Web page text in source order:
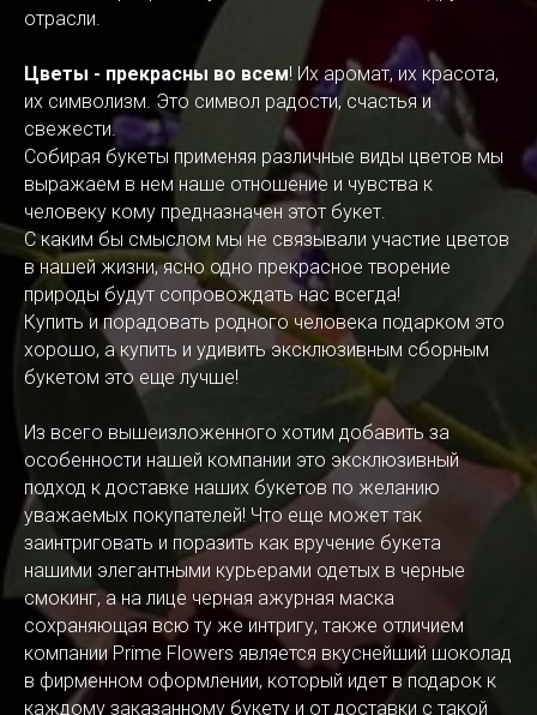
отрасли.
Цветы - прекрасны во всем! Их аромат, их красота,
их символизм. Это символ радости, счастья и
свежести.
Собирая букеты применяя различные виды цветов мы
выражаем в нем наше отношение и чувства к
человеку кому предназначен этот букет.
С каким бы смыслом мы не связывали участие цветов
в нашей жизни, ясно одно прекрасное творение
природы будут сопровождать нас всегда!
Купить и порадовать родного человека подарком это
хорошо, а купить и удивить эксклюзивным сборным
букетом это еще лучше!
Из всего вышеизложенного хотим добавить за
особенности нашей компании это эксклюзивный
подход к доставке наших букетов по желанию
уважаемых покупателей! Что еще может так
заинтриговать и поразить как вручение букета
нашими элегантными курьерами одетых в черные
смокинг, а на лице черная ажурная маска
сохраняющая всю ту же интригу, также отличием
компании Prime Flowers является вкуснейший шоколад
в фирменном оформлении, который идет в подарок к
каждому заказанному букету и от доставки с такой